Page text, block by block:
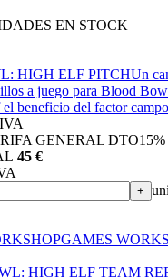
EN STOCK
HIGH ELF PITCHUn
a juego para Blood
beneficio del factor
IVA
GENERAL DTO15%
45 €
+
GAMES